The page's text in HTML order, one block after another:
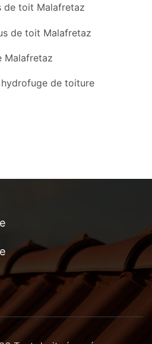
de toit Malafretaz
de toit Malafretaz
Malafretaz
de toiture